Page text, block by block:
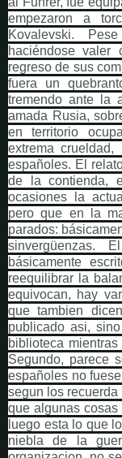
empezaron a
Kovalevski.
haciéndose valer
regreso de sus
fuera un
tremendo ante la
amada Rusia,
en territorio
extrema
españoles. El
de la contienda,
ocasiones la
pero que en la
parados:
sinvergüenzas.
básicamente
reequilibrar la
equivocan, hay
que tambien
publicado asi,
biblioteca
Segundo, parece
españoles no
segun los recuerda
que algunas cosas
luego esta lo que
niebla de la